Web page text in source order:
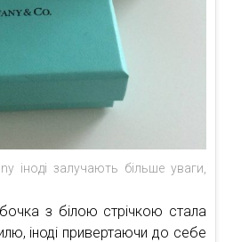
іноді залучають більше уваги,
з білою стрічкою стала
іноді привертаючи до себе